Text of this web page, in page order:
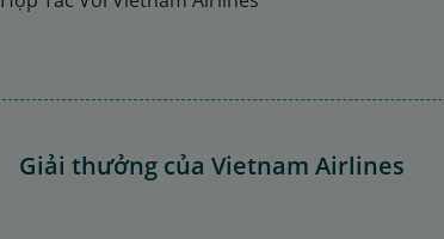
Giải thưởng của Vietnam Airlines